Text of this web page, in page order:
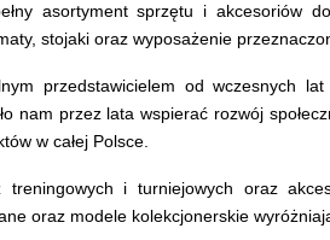
asortyment sprzętu i akcesoriów
stojaki oraz wyposażenie
przedstawicielem od wczesnych lat
nam przez lata wspierać rozwój
w całej Polsce.
i turniejowych oraz
oraz modele kolekcjonerskie